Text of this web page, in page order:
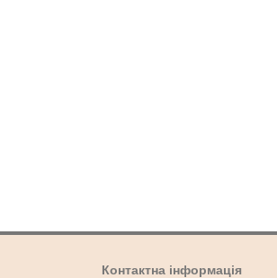
Контактна інформація